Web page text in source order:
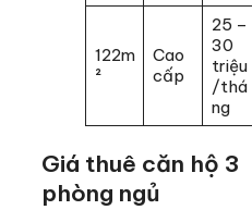
122m
²
Cao
cấp
25 –
30
triệu
/thá
ng
Giá thuê căn hộ 3
phòng ngủ